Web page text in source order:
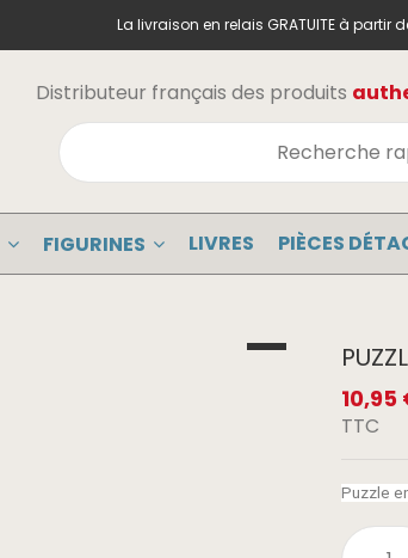
La livraison en relais GRATUITE à partir
Distributeur français des produits
FIGURINES LIVRES PIÈCES
10,95
TTC
Puzzle